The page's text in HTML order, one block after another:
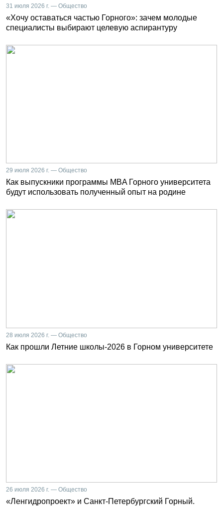
31 июля 2026 г. — Общество
«Хочу оставаться частью Горного»: зачем молодые
специалисты выбирают целевую аспирантуру
29 июля 2026 г. — Общество
Как выпускники программы MBA Горного университета
будут использовать полученный опыт на родине
28 июля 2026 г. — Общество
Как прошли Летние школы-2026 в Горном университете
26 июля 2026 г. — Общество
«Ленгидропроект» и Санкт-Петербургский Горный.